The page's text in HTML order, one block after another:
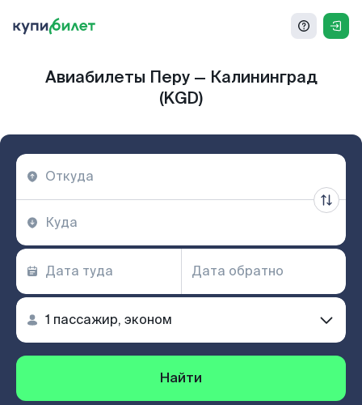
Авиабилеты Перу — Калининград
(KGD)
Найти